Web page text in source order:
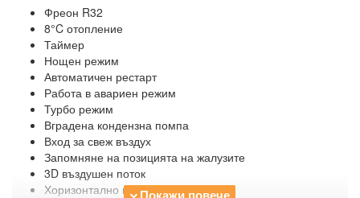
Фреон R32
8°C отопление
Таймер
Нощен режим
Автоматичен рестарт
Работа в авариен режим
Турбо режим
Вградена кондензна помпа
Вход за свеж въздух
Запомняне на позицията на жалузите
3D въздушен поток
Хоризонтално и вертикално реене